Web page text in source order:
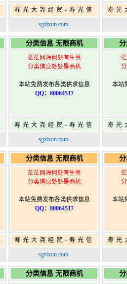
寿光大尧经贸-寿光信
息网-免费信息发布网-
sgzixun.com
寿光
分类信息 无限商机
茫茫网海何处有生意
分类信息处处是商机
本站免费发布各类供求信息
QQ：80064517
寿光大尧经贸-寿光信
息网-免费信息发布网-
sgzixun.com
本站
寿光
分类信息 无限商机
茫茫网海何处有生意
分类信息处处是商机
本站免费发布各类供求信息
QQ：80064517
寿光大尧经贸-寿光信
息网-免费信息发布网-
sgzixun.com
本站
寿光
分类信息 无限商机